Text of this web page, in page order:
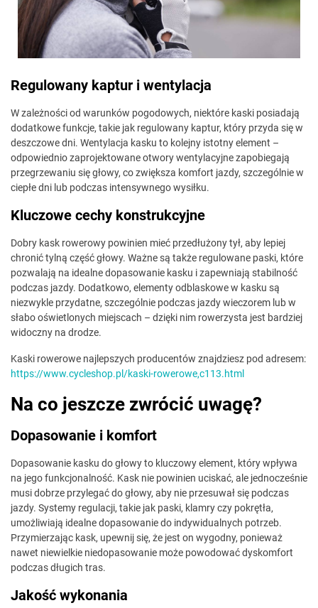
Regulowany kaptur i wentylacja
W zależności od warunków pogodowych, niektóre kaski posiadają
dodatkowe funkcje, takie jak regulowany kaptur, który przyda się w
deszczowe dni. Wentylacja kasku to kolejny istotny element –
odpowiednio zaprojektowane otwory wentylacyjne zapobiegają
przegrzewaniu się głowy, co zwiększa komfort jazdy, szczególnie w
ciepłe dni lub podczas intensywnego wysiłku.
Kluczowe cechy konstrukcyjne
Dobry kask rowerowy powinien mieć przedłużony tył, aby lepiej
chronić tylną część głowy. Ważne są także regulowane paski, które
pozwalają na idealne dopasowanie kasku i zapewniają stabilność
podczas jazdy. Dodatkowo, elementy odblaskowe w kasku są
niezwykle przydatne, szczególnie podczas jazdy wieczorem lub w
słabo oświetlonych miejscach – dzięki nim rowerzysta jest bardziej
widoczny na drodze.
Kaski rowerowe najlepszych producentów znajdziesz pod adresem:
https://www.cycleshop.pl/kaski-rowerowe,c113.html
Na co jeszcze zwrócić uwagę?
Dopasowanie i komfort
Dopasowanie kasku do głowy to kluczowy element, który wpływa
na jego funkcjonalność. Kask nie powinien uciskać, ale jednocześnie
musi dobrze przylegać do głowy, aby nie przesuwał się podczas
jazdy. Systemy regulacji, takie jak paski, klamry czy pokrętła,
umożliwiają idealne dopasowanie do indywidualnych potrzeb.
Przymierzając kask, upewnij się, że jest on wygodny, ponieważ
nawet niewielkie niedopasowanie może powodować dyskomfort
podczas długich tras.
Jakość wykonania